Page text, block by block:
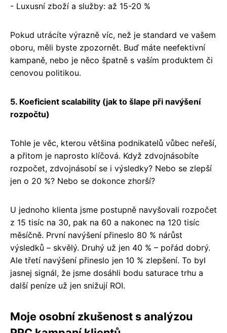
- Luxusní zboží a služby: až 15-20 %
Pokud utrácíte výrazně víc, než je standard ve vašem
oboru, měli byste zpozornět. Buď máte neefektivní
kampaně, nebo je něco špatně s vaším produktem či
cenovou politikou.
5. Koeficient scalability (jak to šlape při navýšení
rozpočtu)
Tohle je věc, kterou většina podnikatelů vůbec neřeší,
a přitom je naprosto klíčová. Když zdvojnásobíte
rozpočet, zdvojnásobí se i výsledky? Nebo se zlepší
jen o 20 %? Nebo se dokonce zhorší?
U jednoho klienta jsme postupně navyšovali rozpočet
z 15 tisíc na 30, pak na 60 a nakonec na 120 tisíc
měsíčně. První navýšení přineslo 80 % nárůst
výsledků – skvělý. Druhý už jen 40 % – pořád dobrý.
Ale třetí navýšení přineslo jen 10 % zlepšení. To byl
jasnej signál, že jsme dosáhli bodu saturace trhu a
další peníze už jen snižují ROI.
Moje osobní zkušenost s analýzou